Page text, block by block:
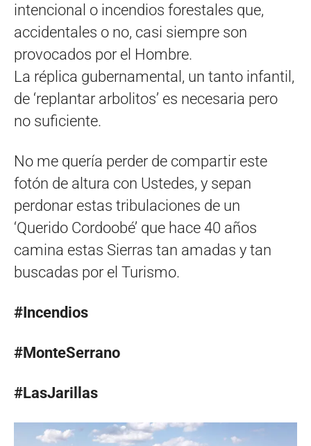
intencional o incendios forestales que,
accidentales o no, casi siempre son
provocados por el Hombre.
La réplica gubernamental, un tanto infantil,
de ‘replantar arbolitos’ es necesaria pero
no suficiente.
No me quería perder de compartir este
fotón de altura con Ustedes, y sepan
perdonar estas tribulaciones de un
‘Querido Cordoobé’ que hace 40 años
camina estas Sierras tan amadas y tan
buscadas por el Turismo.
#Incendios
#MonteSerrano
#LasJarillas